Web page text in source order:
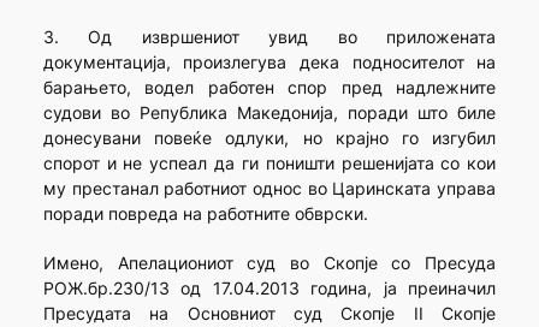
3. Од извршениот увид во приложената
документација, произлегува дека подносителот на
барањето, водел работен спор пред надлежните
судови во Република Македонија, поради што биле
донесувани повеќе одлуки, но крајно го изгубил
спорот и не успеал да ги поништи решенијата со кои
му престанал работниот однос во Царинската управа
поради повреда на работните обврски.
Имено, Апелациониот суд во Скопје со Пресуда
РОЖ.бр.230/13 од 17.04.2013 година, ја преиначил
Пресудата на Основниот суд Скопје II Скопје